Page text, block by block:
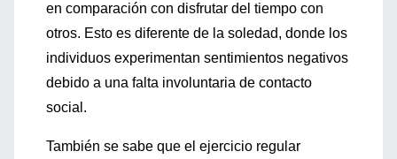
en comparación con disfrutar del tiempo con
otros. Esto es diferente de la soledad, donde los
individuos experimentan sentimientos negativos
debido a una falta involuntaria de contacto
social.
También se sabe que el ejercicio regular